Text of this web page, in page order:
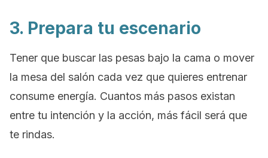
3. Prepara tu escenario
Tener que buscar las pesas bajo la cama o mover
la mesa del salón cada vez que quieres entrenar
consume energía. Cuantos más pasos existan
entre tu intención y la acción, más fácil será que
te rindas.